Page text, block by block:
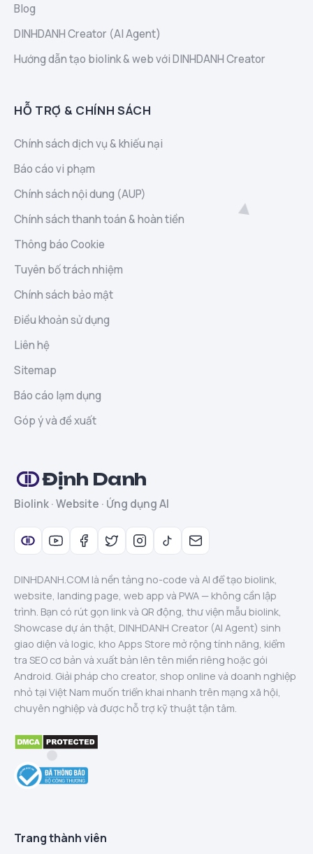
Blog
DINHDANH Creator (AI Agent)
Hướng dẫn tạo biolink & web với DINHDANH Creator
HỖ TRỢ & CHÍNH SÁCH
Chính sách dịch vụ & khiếu nại
Báo cáo vi phạm
Chính sách nội dung (AUP)
Chính sách thanh toán & hoàn tiền
Thông báo Cookie
Tuyên bố trách nhiệm
Chính sách bảo mật
Điều khoản sử dụng
Liên hệ
Sitemap
Báo cáo lạm dụng
Góp ý và đề xuất
Định Danh
Biolink · Website · Ứng dụng AI
DINHDANH.COM là nền tảng no-code và AI để tạo biolink,
website, landing page, web app và PWA — không cần lập
trình. Bạn có rút gọn link và QR động, thư viện mẫu biolink,
Showcase dự án thật, DINHDANH Creator (AI Agent) sinh
giao diện và logic, kho Apps Store mở rộng tính năng, kiểm
tra SEO cơ bản và xuất bản lên tên miền riêng hoặc gói
Android. Giải pháp cho creator, shop online và doanh nghiệp
nhỏ tại Việt Nam muốn triển khai nhanh trên mạng xã hội,
chuyên nghiệp và được hỗ trợ kỹ thuật tận tâm.
Trang thành viên